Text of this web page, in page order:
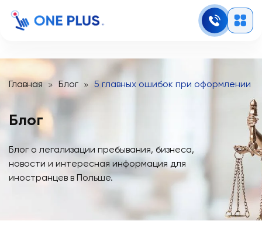
Главная Блог 5 главных ошибок при оформлении
Блог
Блог о легализации пребывания, бизнеса,
новости и интересная информация для
иностранцев в Польше.